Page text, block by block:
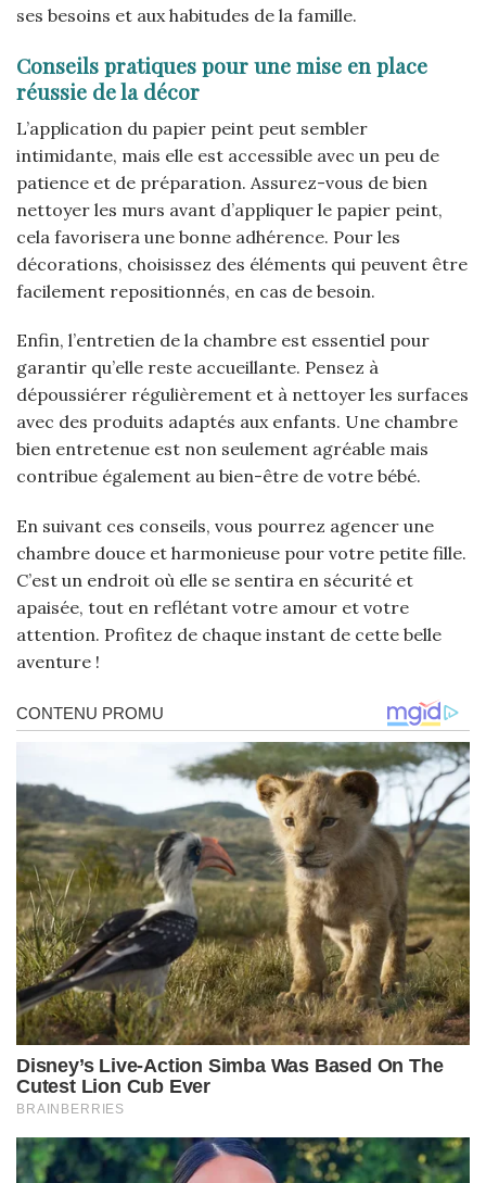
ses besoins et aux habitudes de la famille.
Conseils pratiques pour une mise en place
réussie de la décor
L’application du papier peint peut sembler
intimidante, mais elle est accessible avec un peu de
patience et de préparation. Assurez-vous de bien
nettoyer les murs avant d’appliquer le papier peint,
cela favorisera une bonne adhérence. Pour les
décorations, choisissez des éléments qui peuvent être
facilement repositionnés, en cas de besoin.
Enfin, l’entretien de la chambre est essentiel pour
garantir qu’elle reste accueillante. Pensez à
dépoussiérer régulièrement et à nettoyer les surfaces
avec des produits adaptés aux enfants. Une chambre
bien entretenue est non seulement agréable mais
contribue également au bien-être de votre bébé.
En suivant ces conseils, vous pourrez agencer une
chambre douce et harmonieuse pour votre petite fille.
C’est un endroit où elle se sentira en sécurité et
apaisée, tout en reflétant votre amour et votre
attention. Profitez de chaque instant de cette belle
aventure !